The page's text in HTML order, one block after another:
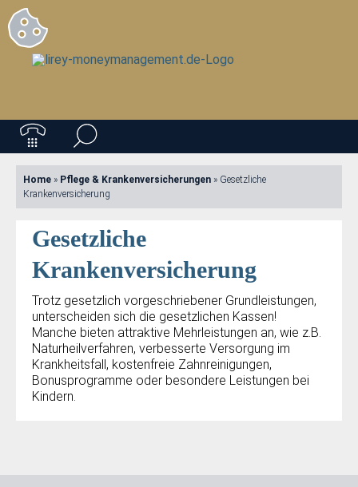
Home » Pflege & Krankenversicherungen » Gesetzliche
Krankenversicherung
Gesetzliche
Krankenversicherung
Trotz gesetzlich vorgeschriebener Grundleistungen,
unterscheiden sich die gesetzlichen Kassen!
Manche bieten attraktive Mehrleistungen an, wie z.B.
Naturheilverfahren, verbesserte Versorgung im
Krankheitsfall, kostenfreie Zahnreinigungen,
Bonusprogramme oder besondere Leistungen bei
Kindern.